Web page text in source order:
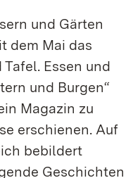
und Gärten
dem Mai das
Essen und
und Burgen“
Magazin zu
erschienen. Auf
bebildert
Geschichten